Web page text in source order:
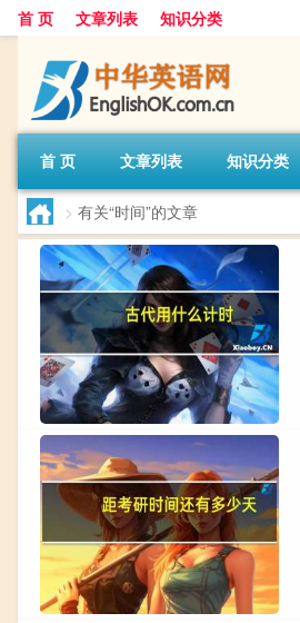
首 页 文章列表 知识分类
首 页 文章列表 知识分类
> 有关“时间”的文章